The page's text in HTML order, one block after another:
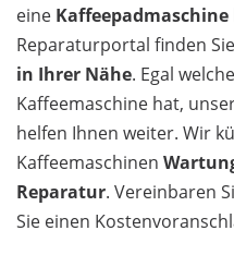
eine Kaffeepadmaschine
Reparaturportal finden
in Ihrer Nähe. Egal
Kaffeemaschine hat,
helfen Ihnen weiter. Wir
Kaffeemaschinen
Reparatur. Vereinbaren
Sie einen